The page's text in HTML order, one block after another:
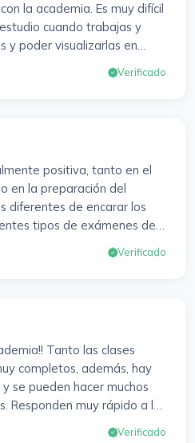
la academia. Es muy difícil
cuando trabajas y
y poder visualizarlas en
que sea necesario, se
que el trabajo de estudio
y dispuestos para
Incluso se ofrecieron a
de preguntas del
Vanesa y Pablo.
Verificado
positiva, tanto en el
en la preparación del
diferentes de encarar los
tipos de exámenes de
al día. Una experiencia
sentidos.
Verificado
Tanto las clases
completos, además, hay
se pueden hacer muchos
Responden muy rápido a los
hay seminarios. Lo vuelvo a
Verificado